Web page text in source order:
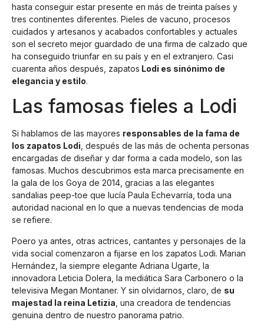
hasta conseguir estar presente en más de treinta países y
tres continentes diferentes. Pieles de vacuno, procesos
cuidados y artesanos y acabados confortables y actuales
son el secreto mejor guardado de una firma de calzado que
ha conseguido triunfar en su país y en el extranjero. Casi
cuarenta años después, zapatos Lodi es sinónimo de
elegancia y estilo.
Las famosas fieles a Lodi
Si hablamos de las mayores responsables de la fama de
los zapatos Lodi , después de las más de ochenta personas
encargadas de diseñar y dar forma a cada modelo, son las
famosas. Muchos descubrimos esta marca precisamente en
la gala de los Goya de 2014, gracias a las elegantes
sandalias peep-toe que lucía Paula Echevarría, toda una
autoridad nacional en lo que a nuevas tendencias de moda
se refiere.
Poero ya antes, otras actrices, cantantes y personajes de la
vida social comenzaron a fijarse en los zapatos Lodi. Marian
Hernández, la siempre elegante Adriana Ugarte, la
innovadora Leticia Dolera, la mediática Sara Carbonero o la
televisiva Megan Montaner. Y sin olvidarnos, claro, de su
majestad la reina Letizia , una creadora de tendencias
genuina dentro de nuestro panorama patrio.